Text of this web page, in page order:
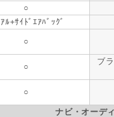
○
ﾙ+ｻｲﾄﾞｴｱﾊﾞｯｸﾞ
○
○
ブ
○
ナビ・オーデ